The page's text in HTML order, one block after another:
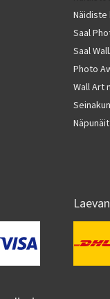
Saal
Saal
Photo
Wall Art